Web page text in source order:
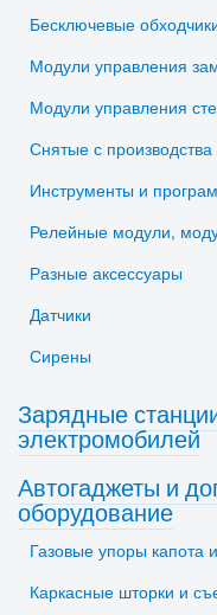
Бесключевые
Модули управления
Модули управления
Снятые с производства
Инструменты и
Релейные модули,
Разные аксессуары
Датчики
Сирены
Зарядные
электромобилей
Автогаджеты и
оборудование
Газовые упоры капота
Каркасные шторки и